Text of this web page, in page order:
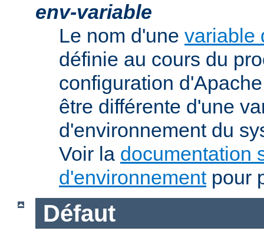
env-variable
Le nom d'une variable
définie au cours du
configuration
être différente d'une
d'environnement du
Voir la documentation
d'environnementpour
Défaut